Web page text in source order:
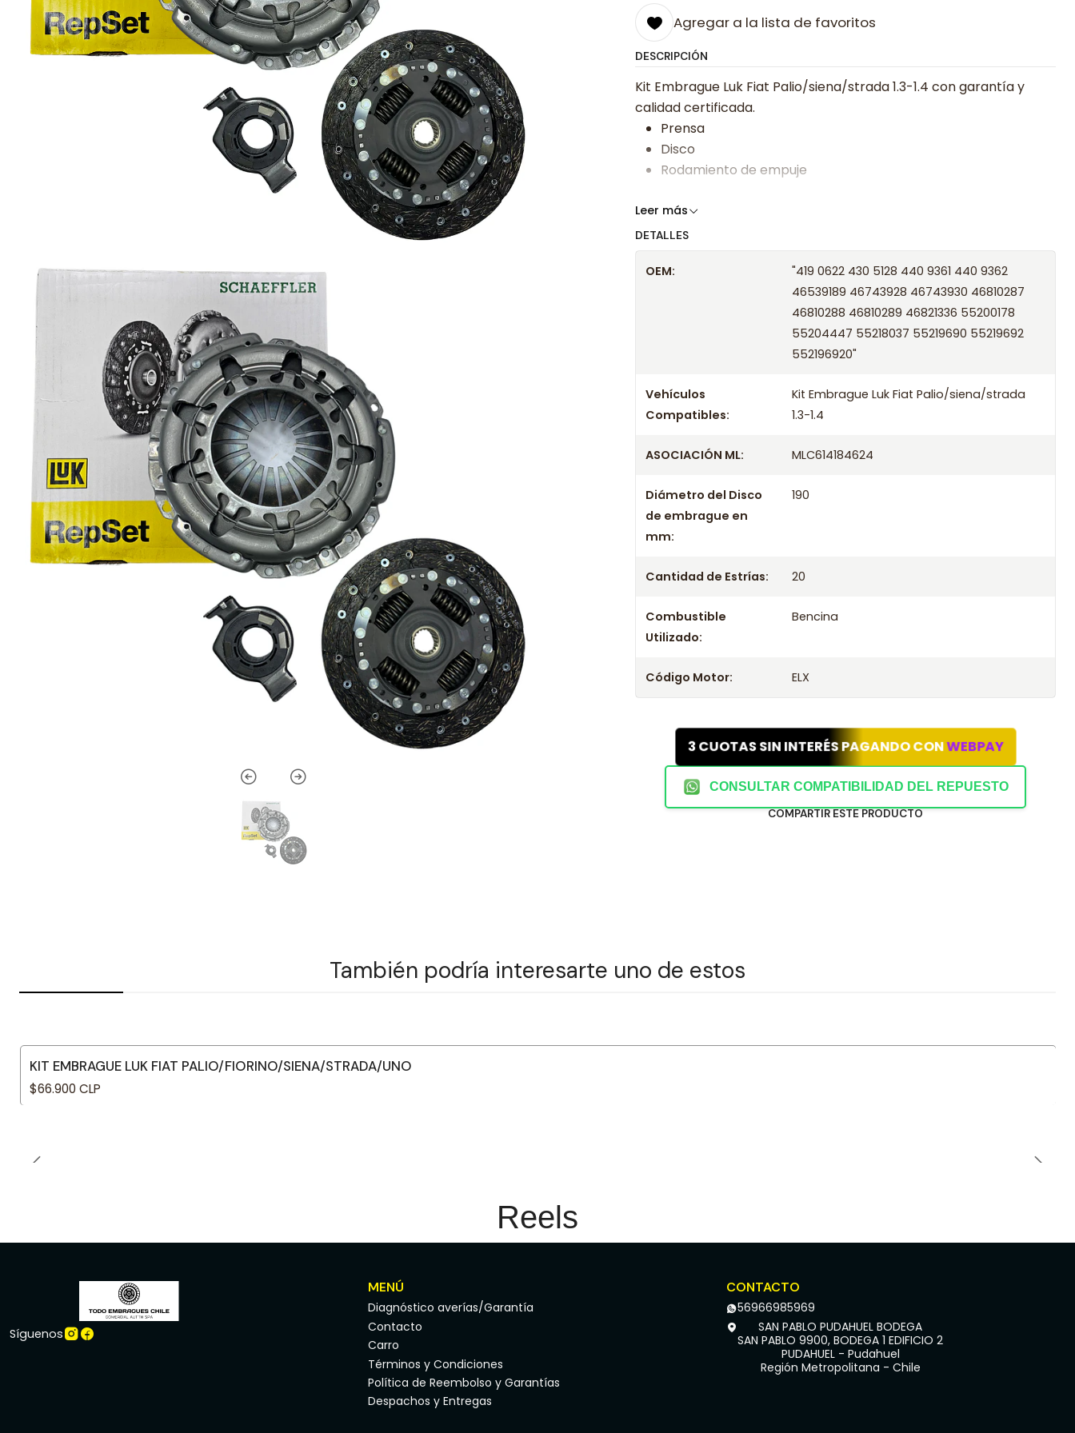
Agregar a la lista de favoritos
DESCRIPCIÓN
Kit Embrague Luk Fiat Palio/siena/strada 1.3-1.4 con garantía y
calidad certificada.
Prensa
Disco
Rodamiento de empuje
Somos especialistas en embragues desde 2019, ofreciendo precios
Despacharemos el producto con transportista en un máximo de
Leer más
DETALLES
OEM:
"419 0622 430 5128 440 9361 440 9362
46539189 46743928 46743930 46810287
46810288 46810289 46821336 55200178
55204447 55218037 55219690 55219692
552196920"
Vehículos
Compatibles:
Kit Embrague Luk Fiat Palio/siena/strada
1.3-1.4
ASOCIACIÓN ML: MLC614184624
Diámetro del Disco
de embrague en
mm:
190
Cantidad de Estrías: 20
Combustible
Utilizado:
Bencina
Código Motor: ELX
3 CUOTAS SIN INTERÉS PAGANDO CONWEBPAY
CONSULTAR COMPATIBILIDAD DEL REPUESTO
COMPARTIR ESTE PRODUCTO
También podría interesarte uno de estos
KIT EMBRAGUE LUK FIAT PALIO/FIORINO/SIENA/STRADA/UNO
$66.900 CLP
Reels
Síguenos
MENÚ
Diagnóstico averías/Garantía
Contacto
Carro
Términos y Condiciones
Política de Reembolso y Garantías
Despachos y Entregas
CONTACTO
56966985969
SAN PABLO PUDAHUEL BODEGA
SAN PABLO 9900, BODEGA 1 EDIFICIO 2
PUDAHUEL - Pudahuel
Región Metropolitana - Chile